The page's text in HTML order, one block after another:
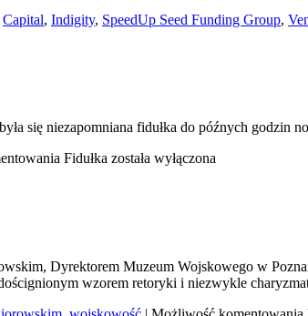
Capital, Indigity, SpeedUp Seed Funding Group,
się niezapomniana fidułka do późnych godzin
Fidułka została wyłączona
Dyrektorem Muzeum Wojskowego w
wzorem retoryki i niezwykle